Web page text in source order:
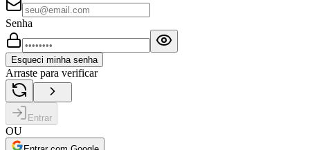
Senha
Esqueci minha senha
Arraste para verificar
Entrar
OU